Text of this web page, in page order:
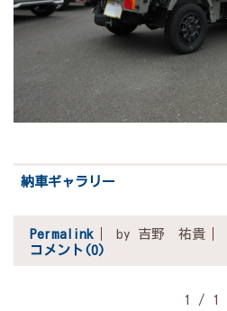
納車ギャラリー
Permalink by 吉野 祐貴
コメント(0)
1 / 1